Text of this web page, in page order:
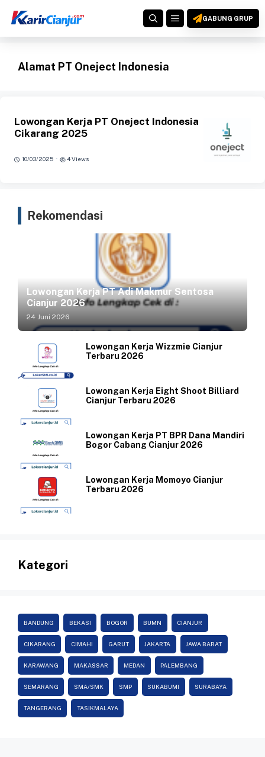
MENUGABUNG GRUP
Alamat PT Oneject Indonesia
Lowongan Kerja PT Oneject Indonesia
Cikarang 2025
10/03/2025 · 4 Views
Rekomendasi
Lowongan Kerja PT Adi Makmur Sentosa
Cianjur 2026
24 Juni 2026
Lowongan Kerja Wizzmie Cianjur
Terbaru 2026
Lowongan Kerja Eight Shoot Billiard
Cianjur Terbaru 2026
Lowongan Kerja PT BPR Dana Mandiri
Bogor Cabang Cianjur 2026
Lowongan Kerja Momoyo Cianjur
Terbaru 2026
Kategori
BANDUNG BEKASI BOGOR BUMN CIANJUR
CIKARANG CIMAHI GARUT JAKARTA JAWA BARAT
KARAWANG MAKASSAR MEDAN PALEMBANG
SEMARANG SMA/SMK SMP SUKABUMI SURABAYA
TANGERANG TASIKMALAYA